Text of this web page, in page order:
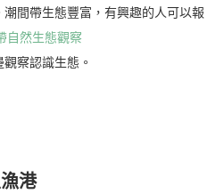
間帶生態豐富，有興趣的人可以報
自然生態觀察
察認識生態。
港